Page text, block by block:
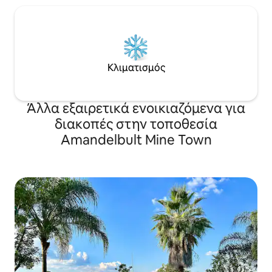
Κλιματισμός
Άλλα εξαιρετικά ενοικιαζόμενα για
διακοπές στην τοποθεσία
Amandelbult Mine Town